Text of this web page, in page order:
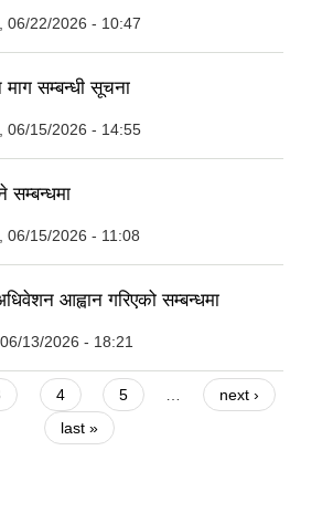
06/22/2026 - 10:47
सम्बन्धी सूचना
06/15/2026 - 14:55
सम्बन्धमा
06/15/2026 - 11:08
आह्वान गरिएको सम्बन्धमा
13/2026 - 18:21
4 5
next ›
last »